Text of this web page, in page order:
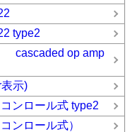
type2
cascaded op amp
示)
ンロール式 type2
ンロール式）